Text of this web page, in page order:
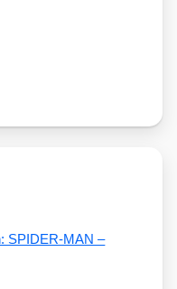
SPIDER-MAN –